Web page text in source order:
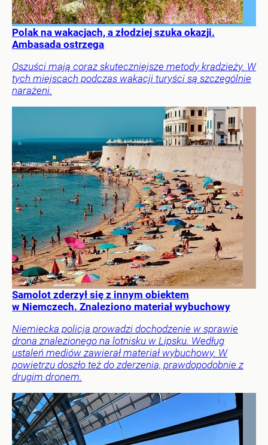
Polak na wakacjach, a złodziej szuka okazji.
Ambasada ostrzega
Oszuści mają coraz skuteczniejsze metody kradzieży. W
tych miejscach podczas wakacji turyści są szczególnie
narażeni.
Samolot zderzył się z innym obiektem
w Niemczech. Znaleziono materiał wybuchowy
Niemiecka policja prowadzi dochodzenie w sprawie
drona znalezionego na lotnisku w Lipsku. Według
ustaleń mediów zawierał materiał wybuchowy. W
powietrzu doszło też do zderzenia, prawdopodobnie z
drugim dronem.